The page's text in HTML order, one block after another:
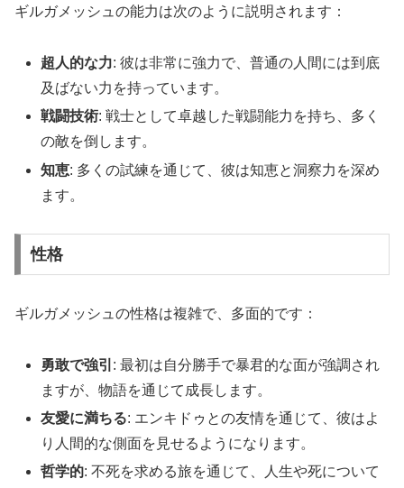
ギルガメッシュの能力は次のように説明されます：
超人的な力: 彼は非常に強力で、普通の人間には到底
及ばない力を持っています。
戦闘技術: 戦士として卓越した戦闘能力を持ち、多く
の敵を倒します。
知恵: 多くの試練を通じて、彼は知恵と洞察力を深め
ます。
性格
ギルガメッシュの性格は複雑で、多面的です：
勇敢で強引 : 最初は自分勝手で暴君的な面が強調され
ますが、物語を通じて成長します。
友愛に満ちる: エンキドゥとの友情を通じて、彼はよ
り人間的な側面を見せるようになります。
哲学的: 不死を求める旅を通じて、人生や死について